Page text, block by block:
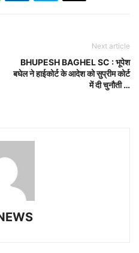
Next article
BHUPESH BAGHEL SC : भूपेश
बघेल ने हाईकोर्ट के आदेश को सुप्रीम कोर्ट
में दी चुनौती …